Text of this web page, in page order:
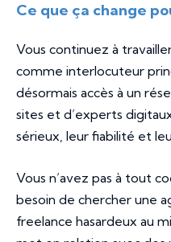
Ce que ça change
Vous continuez à
comme interlocuteur
désormais accès à un
sites et d’experts
sérieux, leur fiabilité et
Vous n’avez pas à tout
besoin de chercher une
freelance hasardeux au